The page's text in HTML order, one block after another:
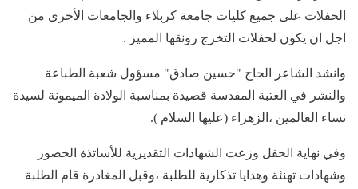
الحفلات على جميع كليات جامعة كربلاء والجامعات الأخرى من
اجل ان يكون لحفلات التخرج رونقها المميز .
وانشد الشاعر الحاج "حسين صادق" مسؤول شعبة الطباعة
والنشر في العتبة المقدسة قصيدة بمناسبة الولادة الميمونة لسيدة
نساء العالمين ،الزهراء (عليها السلام ).
وفي نهاية الحفل وزعت الشهادات التقديرية للأساتذة الحضور
وشهادات تهنئة وهدايا تذكارية للطلبة ،وقبل المغادرة قام الطلبة